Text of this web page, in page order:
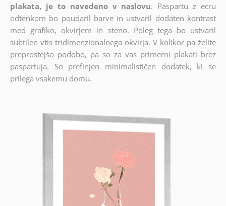
plakata, je to navedeno v naslovu. Paspartu z ecru
odtenkom bo poudaril barve in ustvaril dodaten kontrast
med grafiko, okvirjem in steno. Poleg tega bo ustvaril
subtilen vtis tridimenzionalnega okvirja. V kolikor pa želite
preprostejšo podobo, pa so za vas primerni plakati brez
paspartuja. So prefinjen minimalističen dodatek, ki se
prilega vsakemu domu.